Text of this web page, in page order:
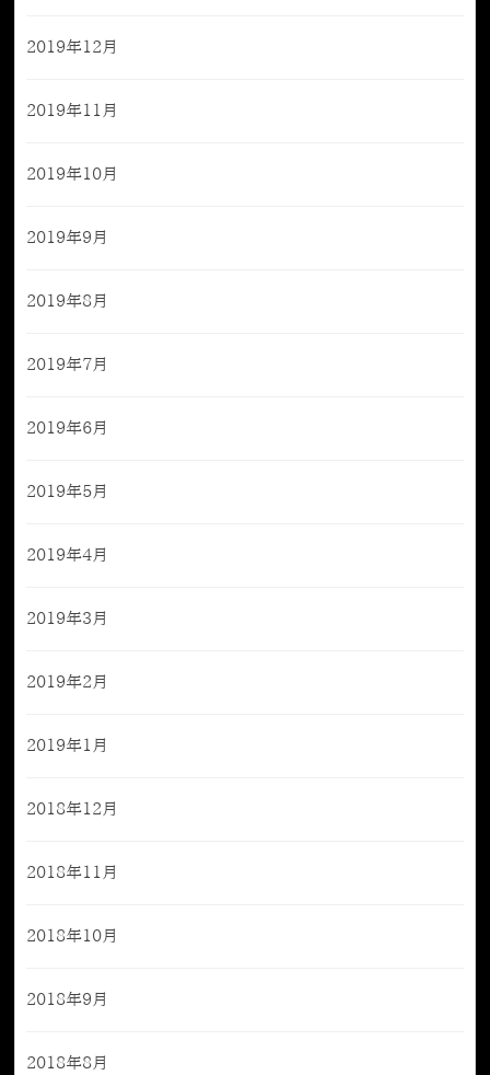
2019年12月
2019年11月
2019年10月
2019年9月
2019年8月
2019年7月
2019年6月
2019年5月
2019年4月
2019年3月
2019年2月
2019年1月
2018年12月
2018年11月
2018年10月
2018年9月
2018年8月